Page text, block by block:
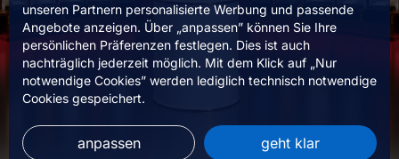
unseren Partnern personalisierte Werbung und passende
Angebote anzeigen. Über „anpassen” können Sie Ihre
persönlichen Präferenzen festlegen. Dies ist auch
nachträglich jederzeit möglich. Mit dem Klick auf „Nur
notwendige Cookies” werden lediglich technisch notwendige
Cookies gespeichert.
anpassen geht klar